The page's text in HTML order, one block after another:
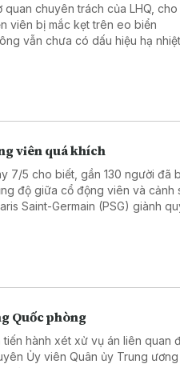
chuyên trách của LHQ,
viên bị mắc kẹt trên eo biển
vẫn chưa có dấu hiệu hạ
viên quá khích
7/5 cho biết, gần 130 người đã
độ giữa cổ động viên và cảnh
Saint-Germain (PSG) giành
Quốc phòng
hành xét xử vụ án liên quan
Ủy viên Quân ủy Trung